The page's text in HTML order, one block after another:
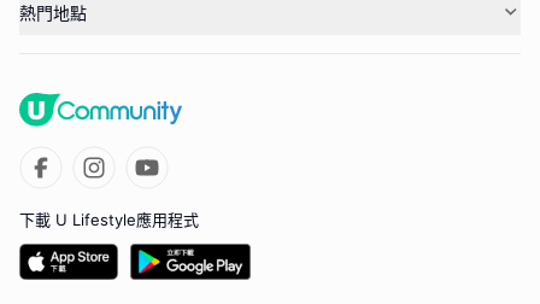
熱門地點
下載 U Lifestyle應用程式